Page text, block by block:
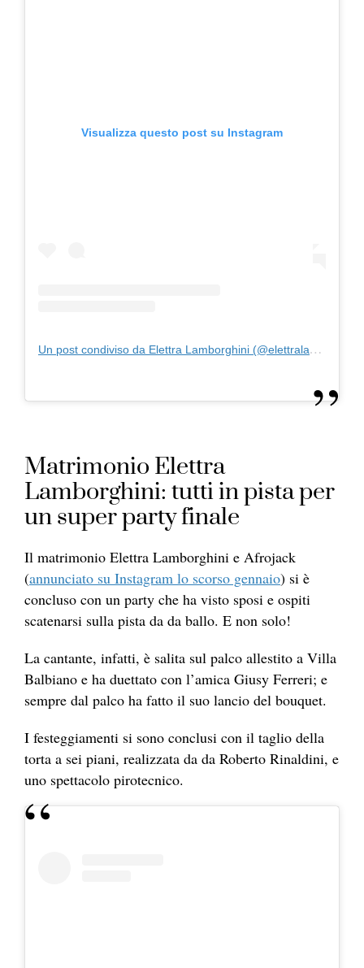
Visualizza questo post su Instagram
Un post condiviso da Elettra Lamborghini (@elettralamborghlni)
Matrimonio Elettra
Lamborghini: tutti in pista per
un super party finale
Il matrimonio Elettra Lamborghini e Afrojack
(annunciato su Instagram lo scorso gennaio) si è
concluso con un party che ha visto sposi e ospiti
scatenarsi sulla pista da da ballo. E non solo!
La cantante, infatti, è salita sul palco allestito a Villa
Balbiano e ha duettato con l’amica Giusy Ferreri; e
sempre dal palco ha fatto il suo lancio del bouquet.
I festeggiamenti si sono conclusi con il taglio della
torta a sei piani, realizzata da da Roberto Rinaldini, e
uno spettacolo pirotecnico.